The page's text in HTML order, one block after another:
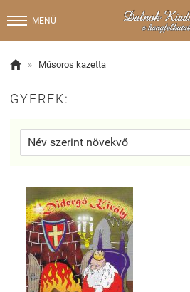
MENÜ
 » Műsoros kazetta
GYEREK: